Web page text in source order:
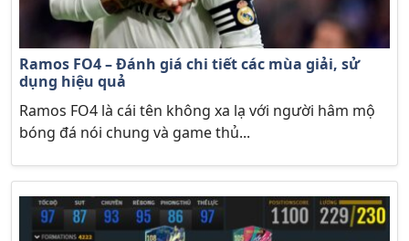
Ramos FO4 – Đánh giá chi tiết các mùa giải, sử
dụng hiệu quả
Ramos FO4 là cái tên không xa lạ với người hâm mộ
bóng đá nói chung và game thủ...